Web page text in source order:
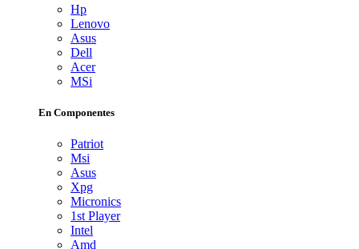
Hp
Lenovo
Asus
Dell
Acer
MSi
En Componentes
Patriot
Msi
Asus
Xpg
Micronics
1st Player
Intel
Amd